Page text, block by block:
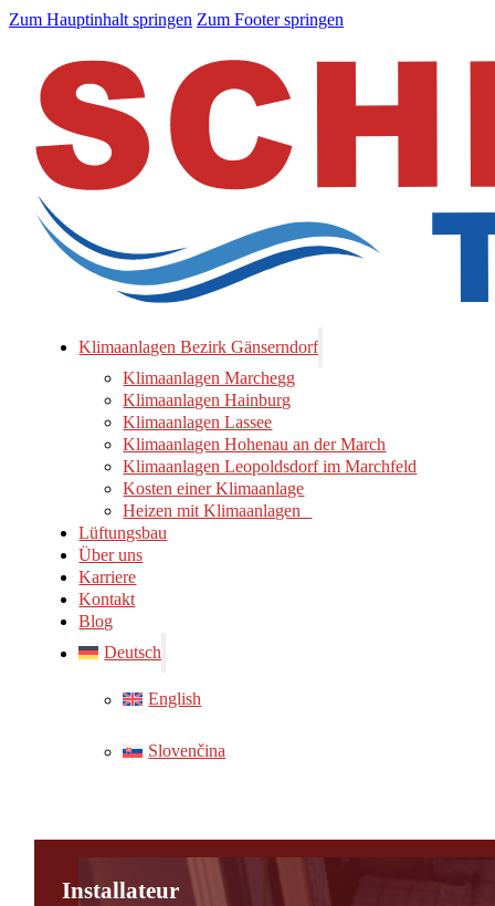
Zum Hauptinhalt springen Zum Footer springen
Klimaanlagen Bezirk Gänserndorf
Klimaanlagen Marchegg
Klimaanlagen Hainburg
Klimaanlagen Lassee
Klimaanlagen Hohenau an der March
Klimaanlagen Leopoldsdorf im Marchfeld
Kosten einer Klimaanlage
Heizen mit Klimaanlagen
Lüftungsbau
Über uns
Karriere
Kontakt
Blog
Deutsch
English
Slovenčina
Installateur